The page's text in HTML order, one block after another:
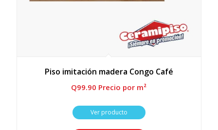
Piso imitación madera Congo Café
Q99.90 Precio por m²
Ver producto